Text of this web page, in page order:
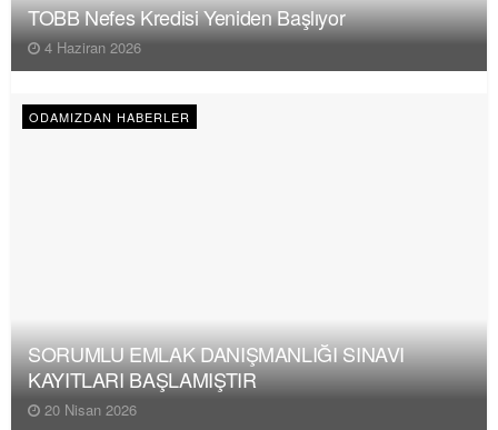
TOBB Nefes Kredisi Yeniden Başlıyor
4 Haziran 2026
ODAMIZDAN HABERLER
SORUMLU EMLAK DANIŞMANLIĞI SINAVI
KAYITLARI BAŞLAMIŞTIR
20 Nisan 2026